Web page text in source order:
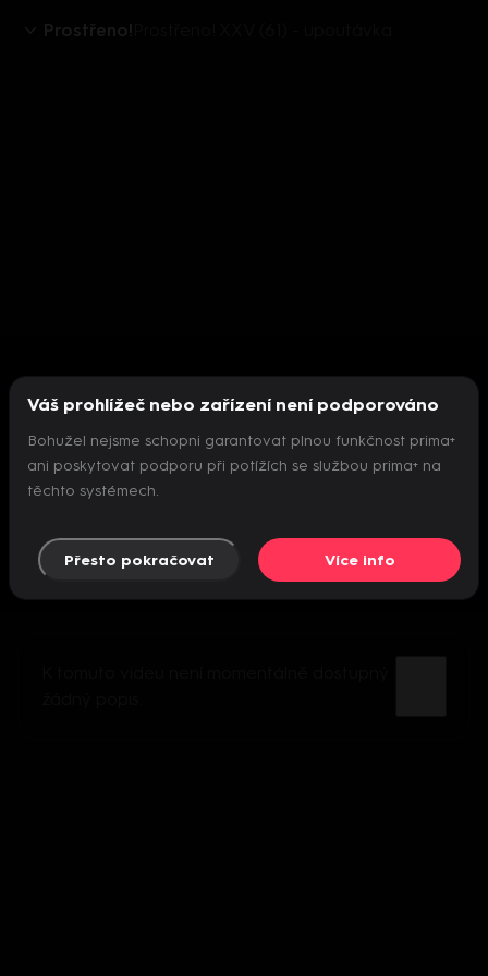
Prostřeno!
Nepodařilo se inicializovat přehrávač
Váš prohlížeč nebo zařízení není podporováno
Bohužel nejsme schopni garantovat plnou funkčnost prima+
ani poskytovat podporu při potížích se službou prima+ na
těchto systémech.
Přesto pokračovat Více info